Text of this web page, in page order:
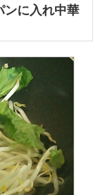
ンに入れ中華